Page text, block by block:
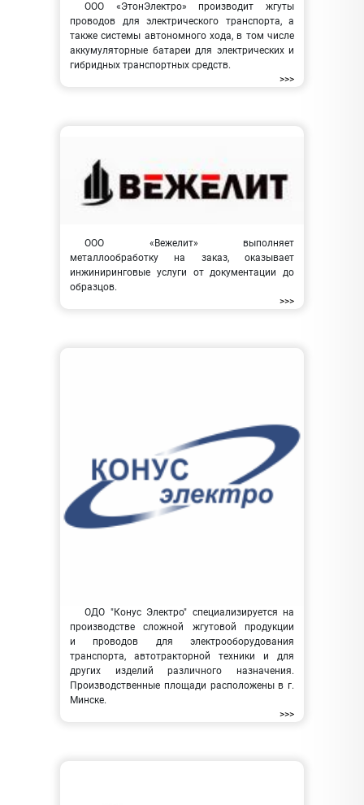
ООО «ЭтонЭлектро» производит жгуты
проводов для электрического транспорта, а
также системы автономного хода, в том числе
аккумуляторные батареи для электрических и
гибридных транспортных средств.
>>>
ООО «Вежелит» выполняет
металлообработку на заказ, оказывает
инжиниринговые услуги от документации до
образцов.
>>>
ОДО "Конус Электро" специализируется на
производстве сложной жгутовой продукции
и проводов для электрооборудования
транспорта, автотракторной техники и для
других изделий различного назначения.
Производственные площади расположены в г.
Минске.
>>>